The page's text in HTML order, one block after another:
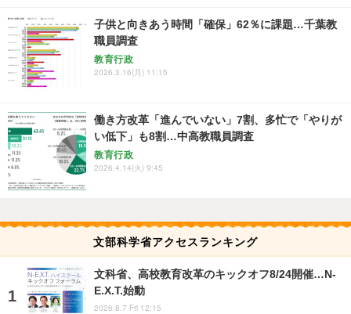
子供と向きあう時間「確保」62％に課題…千葉教
職員調査
教育行政
2026.3.16(月) 11:15
働き方改革「進んでいない」7割、多忙で「やりが
い低下」も8割…中高教職員調査
教育行政
2026.4.14(火) 9:45
文部科学省アクセスランキング
文科省、高校教育改革のキックオフ8/24開催…N-
E.X.T.始動
2026.8.7 Fri 12:15